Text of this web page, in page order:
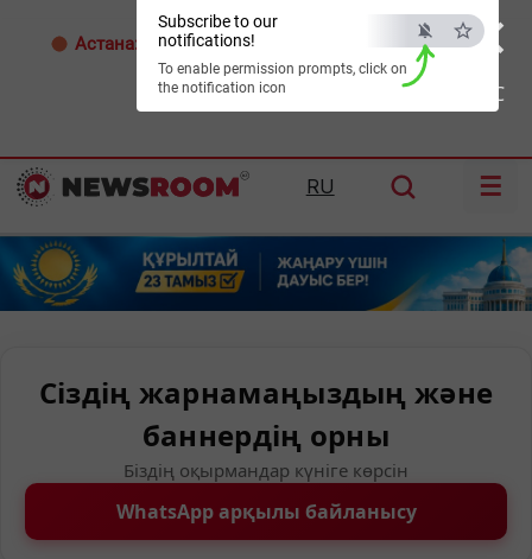
×
ESC
Subscribe to our
notifications!
To enable permission prompts, click on
the notification icon
Астана: 29°C Алматы: Шымкент:35°C
RU ☰
Сіздің жарнамаңыздың және
баннердің орны
Біздің оқырмандар күніге көрсін
WhatsApp арқылы байланысу